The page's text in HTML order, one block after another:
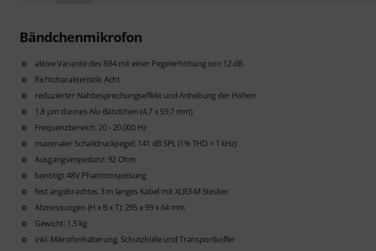
Bändchenmikrofon
aktive Variante des R84 mit einer Pegelerhöhung von 12 dB
Richtcharakteristik: Acht
reduzierter Nahbesprechungseffekt und Anhebung der Höhen
1,8 µm dünnes Alu-Bändchen (4,7 x 59,7 mm)
Frequenzbereich: 20 - 20.000 Hz
maximaler Schalldruckpegel: 141 dB SPL (1% THD > 1 kHz)
Ausgangsimpedanz: 92 Ohm
benötigt 48V Phantomspeisung
fest angebrachtes 3 m langes Kabel mit XLR3-M Stecker
Abmessungen (H x B x T): 295 x 99 x 64 mm
Gewicht: 1,5 kg
inkl. Mikrofonhalterung, Schutzhülle und Transportkoffer